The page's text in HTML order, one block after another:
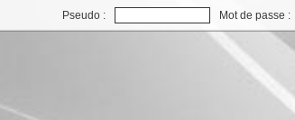
Pseudo : Mot de passe :